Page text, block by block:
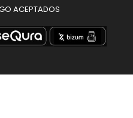
ACEPTADOS